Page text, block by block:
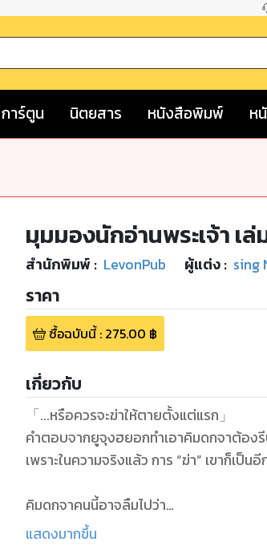
การ์ตูน นิตยสาร หนังสือพิมพ์ ห
มุมมองนักอ่านพระเจ้า เล่
สำนักพิมพ์ : LevonPub ผู้แต่ง : sing
ราคา
ซื้อฉบับนี้: 275.00 ฿
เกี่ยวกับ
「...หรือควรจะฆ่าให้ตายตั้งแต่แรก」
คำตอบจากยูจุงฮยอกทำเอาคิมดกจาต้อง
เพราะในความจริงแล้ว การ “ฆ่า” เขาก็เ
คิมดกจาคนนี้อาจลืมไปว่า
สุดท้ายเขาก็เป็นแค่ ‘นักอ่าน’ คนหนึ่งเท่านั้นเอง
แสดงมากขึ้น